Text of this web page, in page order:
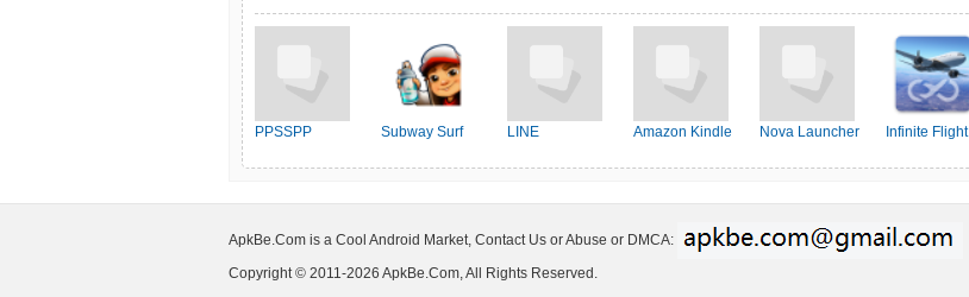
PPSSPP Subway Surf LINE Amazon Kindle Nova Launcher
Infinite Flight
ApkBe.Com is a Cool Android Market, Contact Us or Abuse or DMCA:
Copyright © 2011-2026 ApkBe.Com, All Rights Reserved.